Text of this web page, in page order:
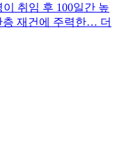
취임 후 100일간 높
층 재건에 주력한… 더